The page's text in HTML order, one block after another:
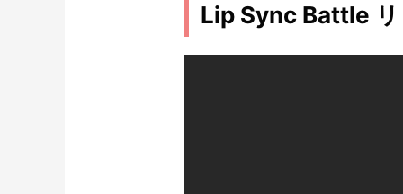
Lip Sync Battle